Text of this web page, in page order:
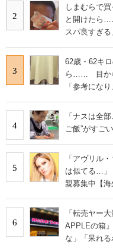
2
しまむらで
と開けたら
スパ良すぎる
3
62歳・62キ
ら…… 目から
「参考になり
4
「ナスは全
ご飯”がすご
5
「アヴリル
は似てる…」
親募集中【海
6
「転売ヤー
APPLEの箱
な」「呆れ